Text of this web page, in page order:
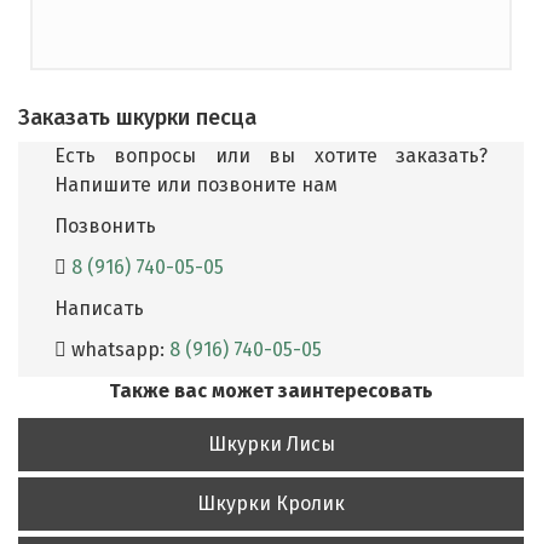
Заказать шкурки песца
Есть вопросы или вы хотите заказать?
Напишите или позвоните нам
Позвонить
8 (916) 740-05-05
Написать
whatsapp: 8 (916) 740-05-05
Также вас может заинтересовать
Шкурки Лисы
Шкурки Кролик